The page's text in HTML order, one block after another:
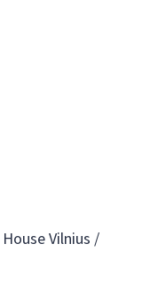
Vilnius /